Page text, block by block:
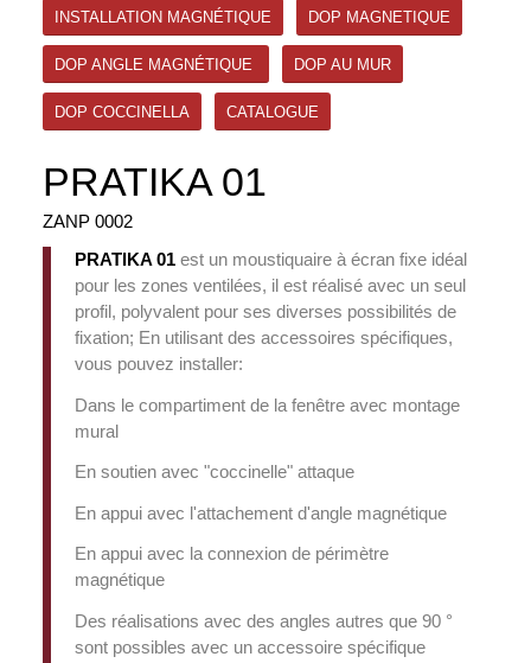
INSTALLATION MAGNÉTIQUE DOP MAGNETIQUE
DOP ANGLE MAGNÉTIQUE DOP AU MUR
DOP COCCINELLA CATALOGUE
PRATIKA 01
ZANP 0002
PRATIKA 01est un moustiquaire à écran fixe idéal
pour les zones ventilées, il est réalisé avec un seul
profil, polyvalent pour ses diverses possibilités de
fixation; En utilisant des accessoires spécifiques,
vous pouvez installer:
Dans le compartiment de la fenêtre avec montage
mural
En soutien avec "coccinelle" attaque
En appui avec l'attachement d'angle magnétique
En appui avec la connexion de périmètre
magnétique
Des réalisations avec des angles autres que 90 °
sont possibles avec un accessoire spécifique